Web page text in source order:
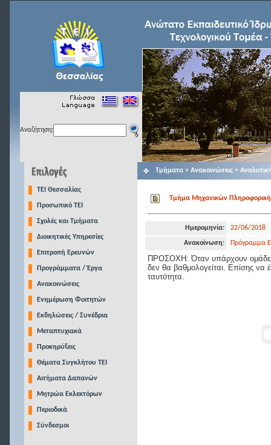
Αναζήτηση:
TEI Θεσσαλίας
Προσωπικό ΤΕΙ
Σχολές και Τμήματα
Διοικητικές Υπηρεσίες
Επιτροπή Ερευνών
Προγράμματα / Έργα
Ανακοινώσεις
Ενημέρωση Φοιτητών
Εκδηλώσεις / Συνέδρια
Μεταπτυχιακά
Προκηρύξεις
Θέματα Συγκλήτου ΤΕΙ
Αιτήματα Δαπανών
Μητρώα Εκλεκτόρων
Περιοδικά
Σύνδεσμοι
Τμήματα > Ανακοινώσεις >
Τμήμα Μηχανικών Πληροφορικής
Ημερομηνία: 22/06/2018
Ανακοίνωση: Πρόγραμμα
ΠΡΟΣΟΧΗ: Όταν υπάρχουν
δεν θα βαθμολογείται. Επίσης
ταυτότητα.